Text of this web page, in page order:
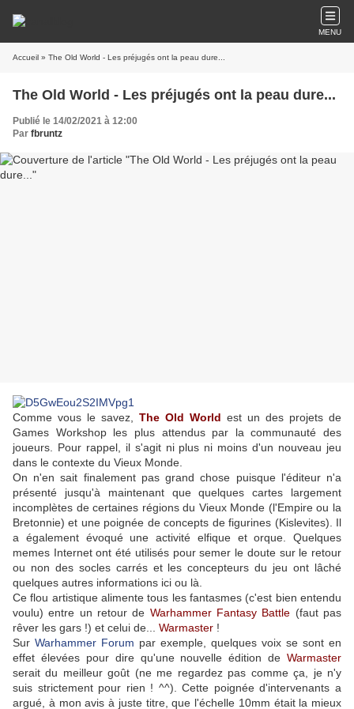
MENU
Accueil » The Old World - Les préjugés ont la peau dure...
The Old World - Les préjugés ont la peau dure...
Publié le 14/02/2021 à 12:00
Par fbruntz
Comme vous le savez, The Old World est un des projets de
Games Workshop les plus attendus par la communauté des
joueurs. Pour rappel, il s'agit ni plus ni moins d'un nouveau jeu
dans le contexte du Vieux Monde.
On n'en sait finalement pas grand chose puisque l'éditeur n'a
présenté jusqu'à maintenant que quelques cartes largement
incomplètes de certaines régions du Vieux Monde (l'Empire ou la
Bretonnie) et une poignée de concepts de figurines (Kislevites). Il
a également évoqué une activité elfique et orque. Quelques
memes Internet ont été utilisés pour semer le doute sur le retour
ou non des socles carrés et les concepteurs du jeu ont lâché
quelques autres informations ici ou là.
Ce flou artistique alimente tous les fantasmes (c'est bien entendu
voulu) entre un retour de Warhammer Fantasy Battle (faut pas
rêver les gars !) et celui de... Warmaster !
Sur Warhammer Forum par exemple, quelques voix se sont en
effet élevées pour dire qu'une nouvelle édition de Warmaster
serait du meilleur goût (ne me regardez pas comme ça, je n'y
suis strictement pour rien ! ^^). Cette poignée d'intervenants a
argué, à mon avis à juste titre, que l'échelle 10mm était la mieux